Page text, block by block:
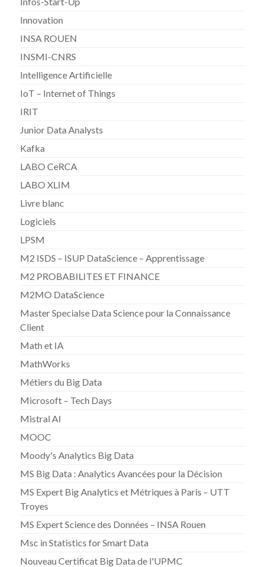
Innovation
INSA ROUEN
INSMI-CNRS
Intelligence Artificielle
IoT – Internet of Things
IRIT
Junior Data Analysts
Kafka
LABO CeRCA
LABO XLIM
Livre blanc
Logiciels
LPSM
M2 ISDS – ISUP DataScience – Apprentissage
M2 PROBABILITES ET FINANCE
M2MO DataScience
Master Specialse Data Science pour la Connaissance
Client
Math et IA
MathWorks
Métiers du Big Data
Microsoft – Tech Days
Mistral AI
MOOC
Moody's Analytics Big Data
MS Big Data : Analytics Avancées pour la Décision
MS Expert Big Analytics et Métriques à Paris – UTT
Troyes
MS Expert Science des Données – INSA Rouen
Msc in Statistics for Smart Data
Nouveau Certificat Big Data de l'UPMC